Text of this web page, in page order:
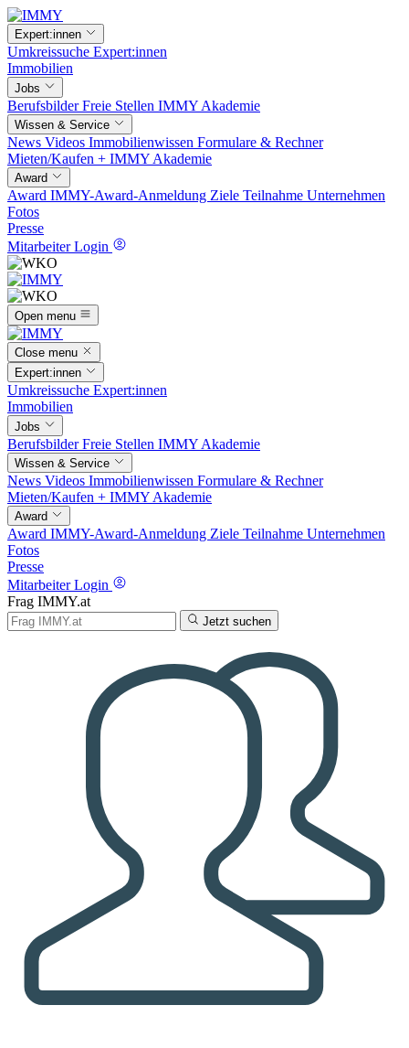
Expert:innen
Umkreissuche Expert:innen
Immobilien
Jobs
BerufsbilderFreie Stellen IMMY Akademie
Wissen & Service
News Videos Immobilienwissen Formulare & Rechner
Mieten/Kaufen + IMMY Akademie
Award
Award IMMY-Award-Anmeldung Ziele Teilnahme Unternehmen
Fotos
Presse
Mitarbeiter Login
Open menu
Close menu
Expert:innen
Umkreissuche Expert:innen
Immobilien
Jobs
BerufsbilderFreie Stellen IMMY Akademie
Wissen & Service
News Videos Immobilienwissen Formulare & Rechner
Mieten/Kaufen + IMMY Akademie
Award
Award IMMY-Award-Anmeldung Ziele Teilnahme Unternehmen
Fotos
Presse
Mitarbeiter Login
Frag IMMY.at
Jetzt suchen